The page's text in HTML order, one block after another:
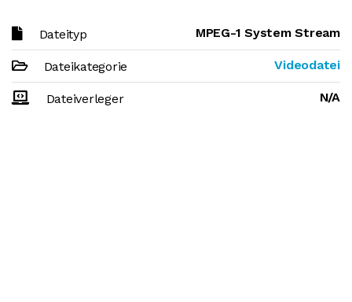
Dateityp MPEG-1 System Stream
Dateikategorie Videodatei
Dateiverleger N/A